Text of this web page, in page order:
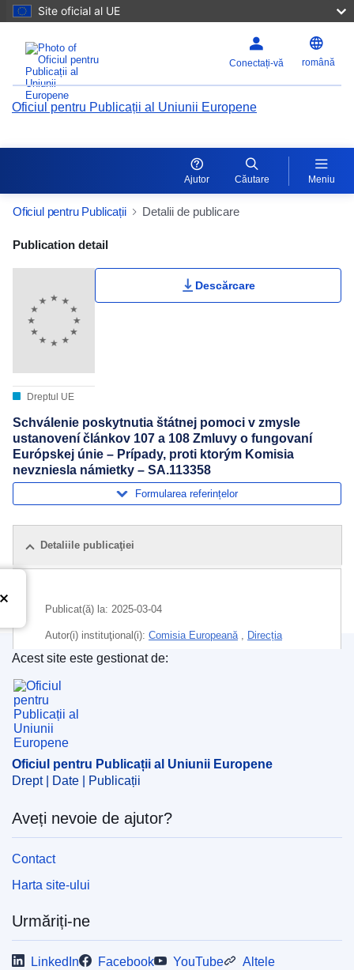
Site oficial al UE
Conectați-vă română
Oficiul pentru Publicații al Uniunii Europene
Ajutor Căutare Meniu
Oficiul pentru Publicații Detalii de publicare
Publication Detail Actions Portlet
Publication detail
Dreptul UE
Descărcare
Schválenie poskytnutia štátnej pomoci v zmysle
ustanovení článkov 107 a 108 Zmluvy o fungovaní
Európskej únie – Prípady, proti ktorým Komisia
nevzniesla námietky – SA.113358
Formularea referințelor
Detaliile publicaţiei
Publicat(ă) la: 2025-03-04
Autor(i) instituţional(i): Comisia Europeană , Direcția
Generală Concurență(Comisia Europeană
Subiecte:
informații
CELEX : 52025AS113358
ELI :C/2025/1480/oj
OJ : C_202501480
IMMC : C(2024)8415/3960188
Oficiul pentru Publicații al Uniunii Europene
Acest site este gestionat de:
Oficiul pentru Publicații al Uniunii Europene
Drept | Date | Publicații
Aveți nevoie de ajutor?
Contact
Harta site-ului
Urmăriți-ne
LinkedIn Facebook YouTube Altele